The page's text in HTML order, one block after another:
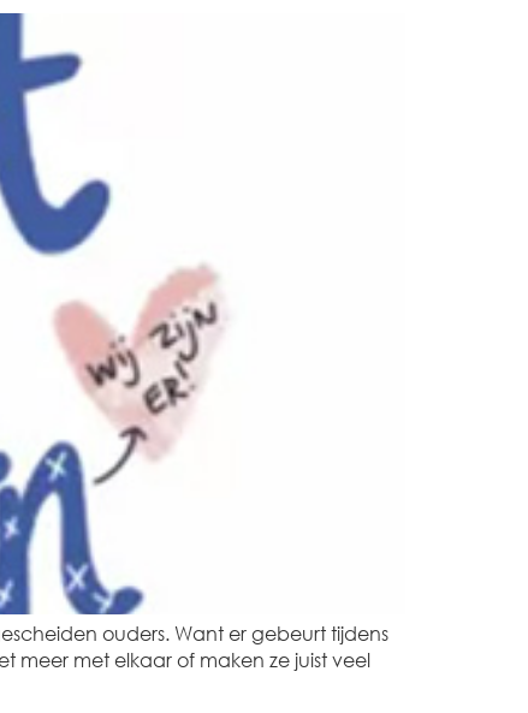
ouders. Want er gebeurt tijdens
meer met elkaar of maken ze juist veel